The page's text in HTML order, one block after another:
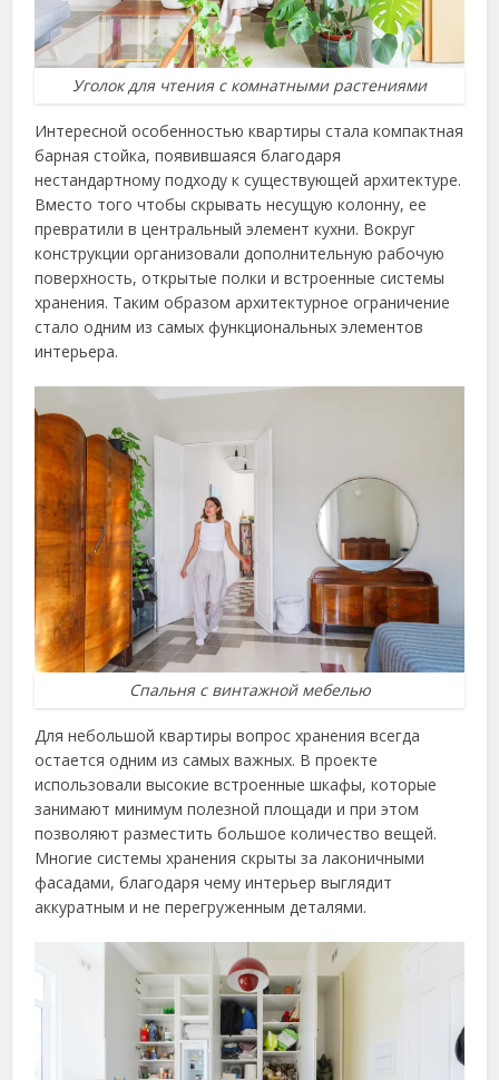
Уголок для чтения с комнатными растениями
Интересной особенностью квартиры стала компактная
барная стойка, появившаяся благодаря
нестандартному подходу к существующей архитектуре.
Вместо того чтобы скрывать несущую колонну, ее
превратили в центральный элемент кухни. Вокруг
конструкции организовали дополнительную рабочую
поверхность, открытые полки и встроенные системы
хранения. Таким образом архитектурное ограничение
стало одним из самых функциональных элементов
интерьера.
Спальня с винтажной мебелью
Для небольшой квартиры вопрос хранения всегда
остается одним из самых важных. В проекте
использовали высокие встроенные шкафы, которые
занимают минимум полезной площади и при этом
позволяют разместить большое количество вещей.
Многие системы хранения скрыты за лаконичными
фасадами, благодаря чему интерьер выглядит
аккуратным и не перегруженным деталями.